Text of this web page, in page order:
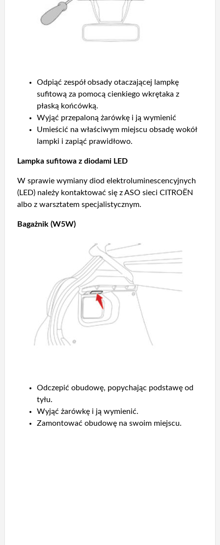
Odpiąć zespół obsady otaczającej lampkę
sufitową za pomocą cienkiego wkrętaka z
płaską końcówką.
Wyjąć przepaloną żarówkę i ją wymienić
Umieścić na właściwym miejscu obsadę wokół
lampki i zapiąć prawidłowo.
Lampka sufitowa z diodami LED
W sprawie wymiany diod elektroluminescencyjnych
(LED) należy kontaktować się z ASO sieci CITROËN
albo z warsztatem specjalistycznym.
Bagażnik (W5W)
Odczepić obudowę, popychając podstawę od
tyłu.
Wyjąć żarówkę i ją wymienić.
Zamontować obudowę na swoim miejscu.